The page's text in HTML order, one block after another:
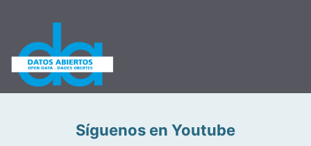
Síguenos en Youtube